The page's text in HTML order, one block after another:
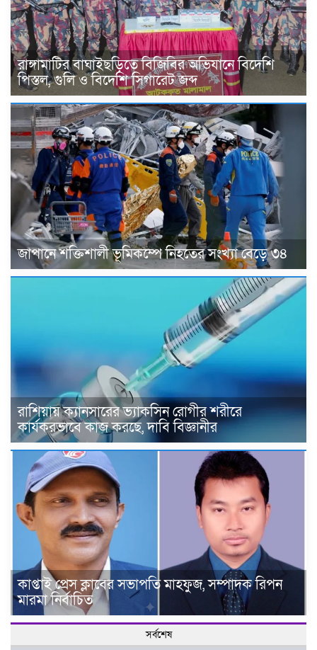
রাঙ্গামাটির বাঘাইছড়িতে বিজিবির অভিযানে বিদেশি
পিস্তল, গুলি ও বিদেশি সিগারেট জব্দ
জাপানে শক্তিশালী ভূমিকম্পে নিহতের সংখ্যা বেড়ে ৩৪
রাশিয়ায় ক্যানসারের ভ্যাকসিন রোগীর শরীরে
কার্যকরভাবে কাজ করছে, দাবি বিজ্ঞানীর
কাপ্তাই প্রেস ক্লাবের সভাপতি মাহফুজ, সম্পাদক রিপন
মারমা নির্বাচিত
সর্বশেষ